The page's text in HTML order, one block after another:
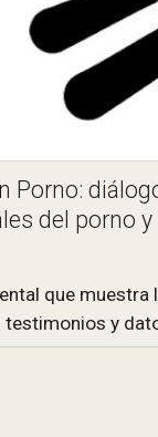
Porno:
del porno
que
testimonios y